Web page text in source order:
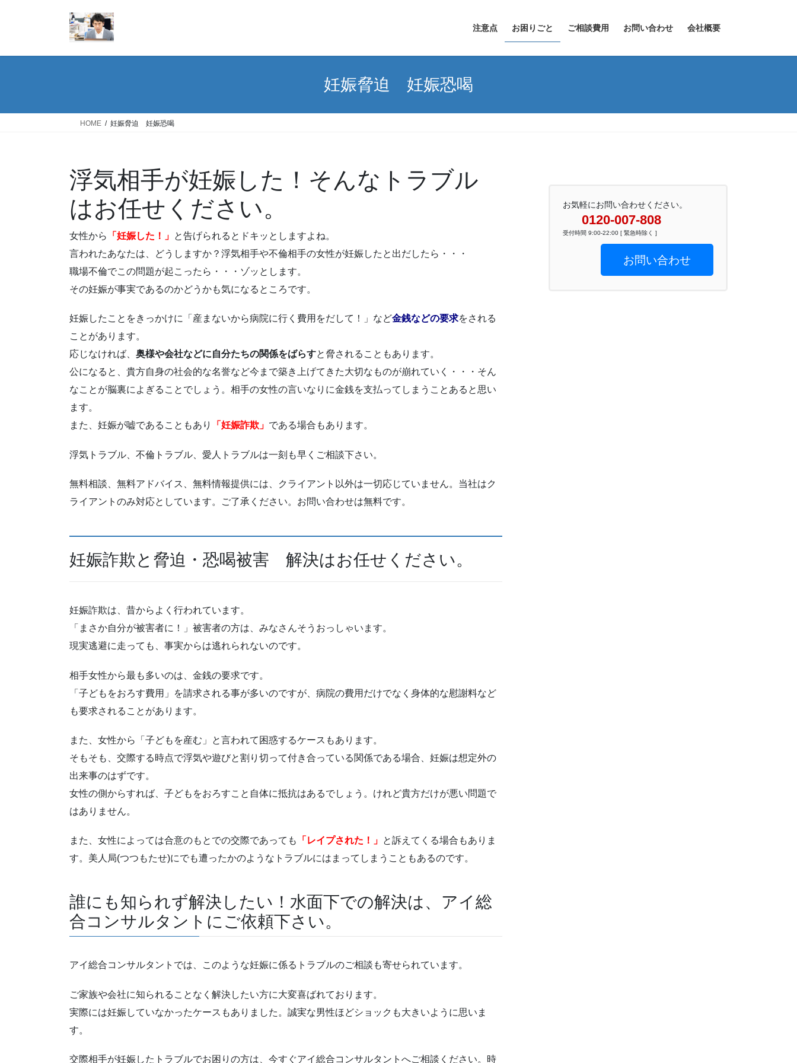
注意点 お困りごと ご相談費用 お問い合わせ 会社概要
妊娠脅迫 妊娠恐喝
HOME 妊娠脅迫 妊娠恐喝
浮気相手が妊娠した！そんなトラブル
はお任せください。
女性から 「妊娠した！」 と告げられるとドキッとしますよね。
言われたあなたは、どうしますか？浮気相手や不倫相手の女性が妊娠したと出だしたら・・・
職場不倫でこの問題が起こったら・・・ゾッとします。
その妊娠が事実であるのかどうかも気になるところです。
妊娠したことをきっかけに「産まないから病院に行く費用をだして！」など金銭などの要求をされる
ことがあります。
応じなければ、 奥様や会社などに自分たちの関係をばらすと脅されることもあります。
公になると、貴方自身の社会的な名誉など今まで築き上げてきた大切なものが崩れていく・・・そん
なことが脳裏によぎることでしょう。相手の女性の言いなりに金銭を支払ってしまうことあると思い
ます。
また、妊娠が嘘であることもあり
「妊娠詐欺」 である場合もあります。
浮気トラブル、不倫トラブル、愛人トラブルは一刻も早くご相談下さい。
無料相談、無料アドバイス、無料情報提供には、クライアント以外は一切応じていません。当社はク
ライアントのみ対応としています。ご了承ください。お問い合わせは無料です。
妊娠詐欺と脅迫・恐喝被害 解決はお任せください。
妊娠詐欺は、昔からよく行われています。
「まさか自分が被害者に！」被害者の方は、みなさんそうおっしゃいます。
現実逃避に走っても、事実からは逃れられないのです。
相手女性から最も多いのは、金銭の要求です。
「子どもをおろす費用」を請求される事が多いのですが、病院の費用だけでなく身体的な慰謝料など
も要求されることがあります。
また、女性から「子どもを産む」と言われて困惑するケースもあります。
そもそも、交際する時点で浮気や遊びと割り切って付き合っている関係である場合、妊娠は想定外の
出来事のはずです。
女性の側からすれば、子どもをおろすこと自体に抵抗はあるでしょう。けれど貴方だけが悪い問題で
はありません。
また、女性によっては合意のもとでの交際であっても 「レイプされた！」 と訴えてくる場合もありま
す。美人局(つつもたせ)にでも遭ったかのようなトラブルにはまってしまうこともあるのです。
誰にも知られず解決したい！水面下での解決は、アイ総
合コンサルタントにご依頼下さい。
アイ総合コンサルタントでは、このような妊娠に係るトラブルのご相談も寄せられています。
ご家族や会社に知られることなく解決したい方に大変喜ばれております。
実際には妊娠していなかったケースもありました。誠実な男性ほどショックも大きいように思いま
す。
交際相手が妊娠したトラブルでお困りの方は、今すぐアイ総合コンサルタントへご相談ください。時
お気軽にお問い合わせください。
0120-007-808
受付時間 9:00-22:00 [ 緊急時除く ]
お問い合わせ